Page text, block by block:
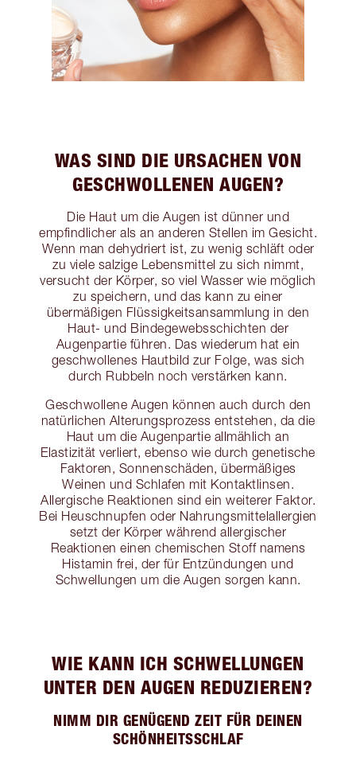
WAS SIND DIE URSACHEN VON
GESCHWOLLENEN AUGEN?
Die Haut um die Augen ist dünner und
empfindlicher als an anderen Stellen im Gesicht.
Wenn man dehydriert ist, zu wenig schläft oder
zu viele salzige Lebensmittel zu sich nimmt,
versucht der Körper, so viel Wasser wie möglich
zu speichern, und das kann zu einer
übermäßigen Flüssigkeitsansammlung in den
Haut- und Bindegewebsschichten der
Augenpartie führen. Das wiederum hat ein
geschwollenes Hautbild zur Folge, was sich
durch Rubbeln noch verstärken kann.
Geschwollene Augen können auch durch den
natürlichen Alterungsprozess entstehen, da die
Haut um die Augenpartie allmählich an
Elastizität verliert, ebenso wie durch genetische
Faktoren, Sonnenschäden, übermäßiges
Weinen und Schlafen mit Kontaktlinsen.
Allergische Reaktionen sind ein weiterer Faktor.
Bei Heuschnupfen oder Nahrungsmittelallergien
setzt der Körper während allergischer
Reaktionen einen chemischen Stoff namens
Histamin frei, der für Entzündungen und
Schwellungen um die Augen sorgen kann.
WIE KANN ICH SCHWELLUNGEN
UNTER DEN AUGEN REDUZIEREN?
NIMM DIR GENÜGEND ZEIT FÜR DEINEN
SCHÖNHEITSSCHLAF